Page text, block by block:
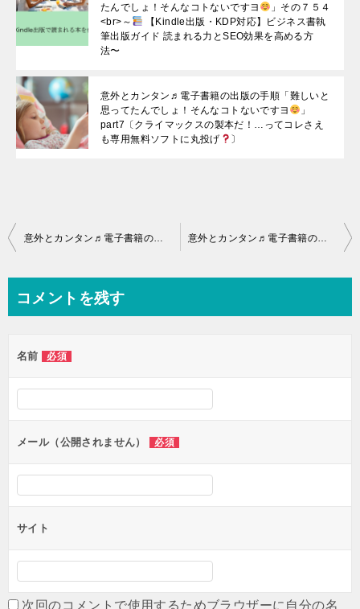
たんでしょ！そんなコトないですヨ
」その７５４
<br>～
【Kindle出版・KDP対応】ビジネス書執
筆出版ガイド 読まれる力とSEO効果を高める方
法〜
意外とカンタン♬電子書籍の出版の手順「難しいと
思ってたんでしょ！そんなコトないですヨ
」
part7〔クライマックスの製本だ！…ってコレさえ
も専用無料ソフトに丸投げ
〕
投
ビ
ー
シ
ン
意外とカンタン♬電子書籍の出版「難しいと思ってたんでしょ！そんなコトないですヨ 意外とカンタン♬電子書籍の出版「難しいと思ってたんでしょ！そんなコトないですヨ
コメントを残す
名前 必須
メール（公開されません） 必須
サイト
次回のコメントで使用するためブラウザーに自分の名